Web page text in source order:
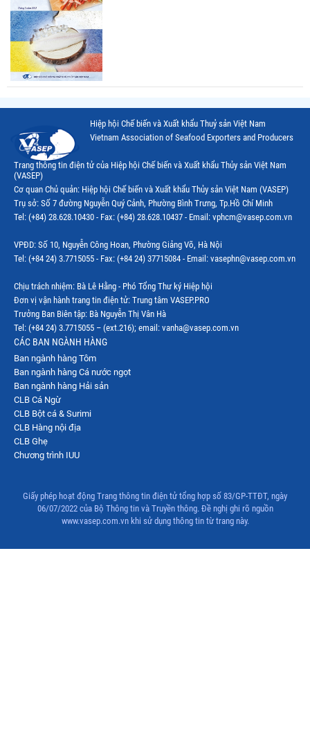
Hiệp hội Chế biến và Xuất khẩu Thuỷ sản Việt Nam
Vietnam Association of Seafood Exporters and Producers
Trang thông tin điện tử của Hiệp hội Chế biến và Xuất khẩu Thủy sản Việt Nam
(VASEP)
Cơ quan Chủ quản: Hiệp hội Chế biến và Xuất khẩu Thủy sản Việt Nam (VASEP)
Trụ sở: Số 7 đường Nguyễn Quý Cảnh, Phường Bình Trưng, Tp.Hồ Chí Minh
Tel: (+84) 28.628.10430 - Fax: (+84) 28.628.10437 - Email: vphcm@vasep.com.vn
VPĐD: Số 10, Nguyễn Công Hoan, Phường Giảng Võ, Hà Nội
Tel: (+84 24) 3.7715055 - Fax: (+84 24) 37715084 - Email: vasephn@vasep.com.vn
Chịu trách nhiệm: Bà Lê Hằng - Phó Tổng Thư ký Hiệp hội
Đơn vị vận hành trang tin điện tử: Trung tâm VASEP.PRO
Trưởng Ban Biên tập: Bà Nguyễn Thị Vân Hà
Tel: (+84 24) 3.7715055 – (ext.216); email: vanha@vasep.com.vn
CÁC BAN NGÀNH HÀNG
Ban ngành hàng Tôm
Ban ngành hàng Cá nước ngọt
Ban ngành hàng Hải sản
CLB Cá Ngừ
CLB Bột cá & Surimi
CLB Hàng nội địa
CLB Ghẹ
Chương trình IUU
Giấy phép hoạt động Trang thông tin điện tử tổng hợp số 83/GP-TTĐT, ngày
06/07/2022 của Bộ Thông tin và Truyền thông. Đề nghị ghi rõ nguồn
www.vasep.com.vn khi sử dụng thông tin từ trang này.